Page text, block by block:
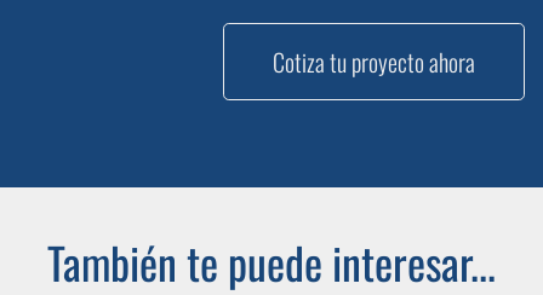
Cotiza tu proyecto ahora
También te puede interesar...